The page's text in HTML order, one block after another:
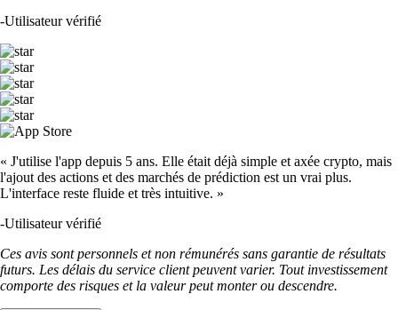
-Utilisateur vérifié
« J'utilise l'app depuis 5 ans. Elle était déjà simple et axée crypto, mais
l'ajout des actions et des marchés de prédiction est un vrai plus.
L'interface reste fluide et très intuitive. »
-Utilisateur vérifié
Ces avis sont personnels et non rémunérés sans garantie de résultats
futurs. Les délais du service client peuvent varier. Tout investissement
comporte des risques et la valeur peut monter ou descendre.